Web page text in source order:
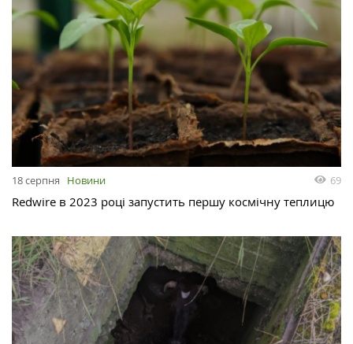
18 серпня Новини 69
Redwire в 2023 році запустить першу космічну теплицю